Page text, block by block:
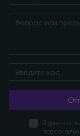
Я даю